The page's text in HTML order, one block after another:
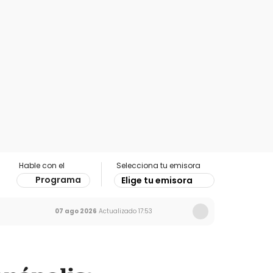
Hable con el
Programa
Selecciona tu emisora
Elige tu emisora
07 ago 2026 Actualizado 17:53